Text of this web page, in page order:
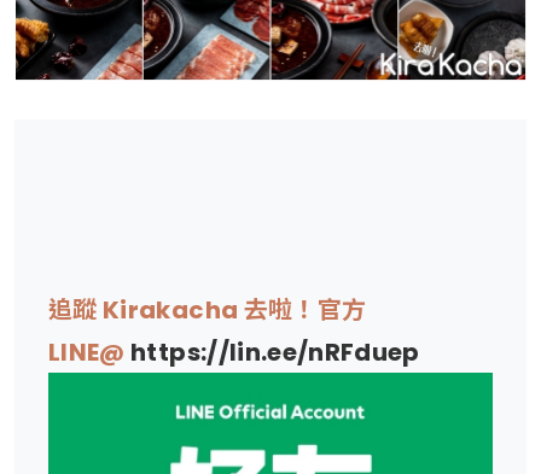
追蹤 Kirakacha 去啦！官方
LINE@ https://lin.ee/nRFduep